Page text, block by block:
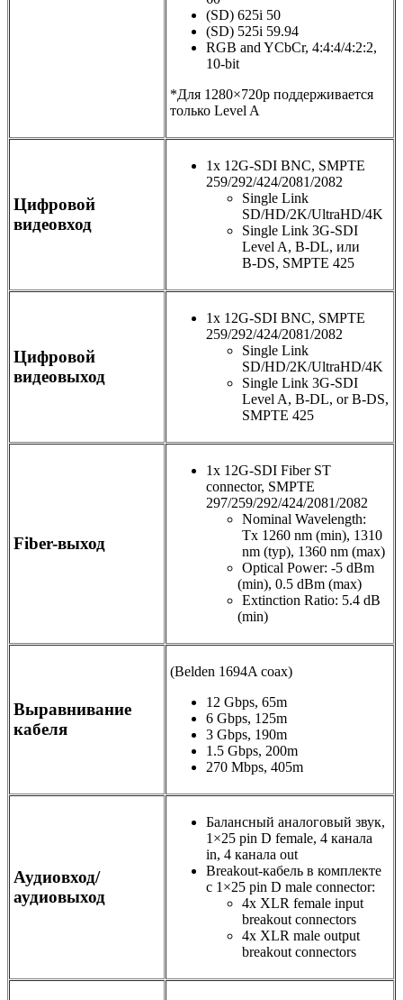
(SD) 625i 50
(SD) 525i 59.94
RGB and YCbCr, 4:4:4/4:2:2,
10-bit
*Для 1280×720p поддерживается
только Level A
Цифровой
видеовход
1x 12G-SDI BNC, SMPTE
259/292/424/2081/2082
Single Link
SD/HD/2K/UltraHD/4K
Single Link 3G-SDI
Level A, B-DL, или
B-DS, SMPTE 425
Цифровой
видеовыход
1x 12G-SDI BNC, SMPTE
259/292/424/2081/2082
Single Link
SD/HD/2K/UltraHD/4K
Single Link 3G-SDI
Level A, B-DL, or B-DS,
SMPTE 425
Fiber-выход
1x 12G-SDI Fiber ST
connector, SMPTE
297/259/292/424/2081/2082
Nominal Wavelength:
Tx 1260 nm (min), 1310
nm (typ), 1360 nm (max)
Optical Power: -5 dBm
(min), 0.5 dBm (max)
Extinction Ratio: 5.4 dB
(min)
Выравнивание
кабеля
(Belden 1694A coax)
12 Gbps, 65m
6 Gbps, 125m
3 Gbps, 190m
1.5 Gbps, 200m
270 Mbps, 405m
Аудиовход/
аудиовыход
Балансный аналоговый звук,
1×25 pin D female, 4 канала
in, 4 канала out
Breakout-кабель в комплекте
с 1×25 pin D male connector:
4x XLR female input
breakout connectors
4x XLR male output
breakout connectors